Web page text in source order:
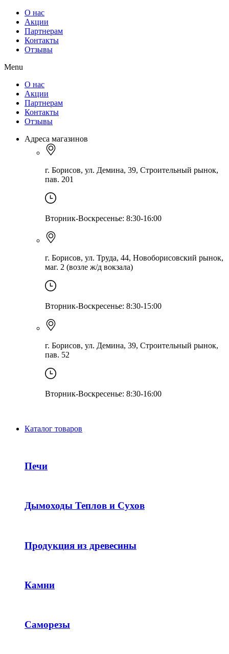
О нас
Акции
Партнерам
Контакты
Отзывы
Menu
О нас
Акции
Партнерам
Контакты
Отзывы
Адреса магазинов
г. Борисов, ул. Демина, 39, Строительный рынок,
пав. 201
Вторник-Воскресенье: 8:30-16:00
г. Борисов, ул. Труда, 44, Новоборисовский рынок,
маг. 2 (возле ж/д вокзала)
Вторник-Воскресенье: 8:30-15:00
г. Борисов, ул. Демина, 39, Строительный рынок,
пав. 52
Вторник-Воскресенье: 8:30-16:00
Каталог товаров
Печи
Дымоходы Теплов и Сухов
Продукция из древесины
Камни
Саморезы